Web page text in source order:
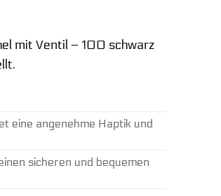
mit Ventil – 100 schwarz
eine angenehme Haptik und
sicheren und bequemen